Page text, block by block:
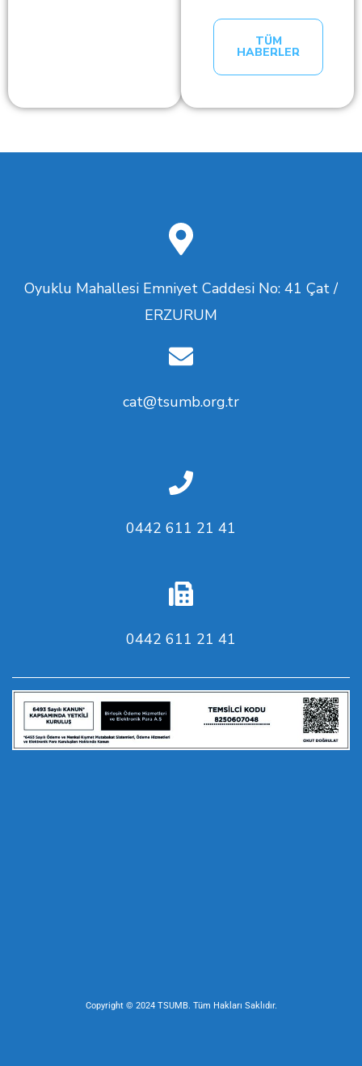
TÜM
HABERLER
Oyuklu Mahallesi Emniyet Caddesi No: 41 Çat /
ERZURUM
cat@tsumb.org.tr
0442 611 21 41
0442 611 21 41
Copyright © 2024 TSUMB. Tüm Hakları Saklıdır.